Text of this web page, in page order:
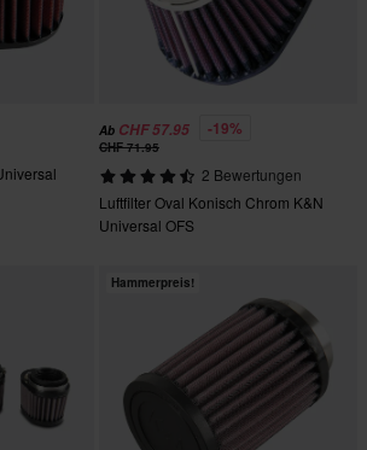
Ab CHF 57.95 -19%
CHF 71.95
2 Bewertungen
Luftfilter Oval Konisch Chrom K&N
Universal OFS
Hammerpreis!